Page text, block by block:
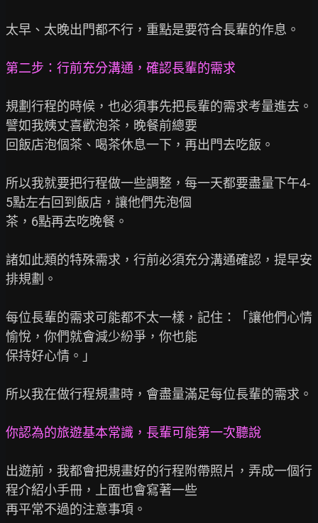
太早、太晚出門都不行，重點是要符合長輩的作息。
第二步：行前充分溝通，確認長輩的需求
規劃行程的時候，也必須事先把長輩的需求考量進去。
譬如我姨丈喜歡泡茶，晚餐前總要
回飯店泡個茶、喝茶休息一下，再出門去吃飯。
所以我就要把行程做一些調整，每一天都要盡量下午4-
5點左右回到飯店，讓他們先泡個
茶，6點再去吃晚餐。
諸如此類的特殊需求，行前必須充分溝通確認，提早安
排規劃。
每位長輩的需求可能都不太一樣，記住：「讓他們心情
愉悅，你們就會減少紛爭，你也能
保持好心情。」
所以我在做行程規畫時，會盡量滿足每位長輩的需求。
你認為的旅遊基本常識，長輩可能第一次聽說
出遊前，我都會把規畫好的行程附帶照片，弄成一個行
程介紹小手冊，上面也會寫著一些
再平常不過的注意事項。